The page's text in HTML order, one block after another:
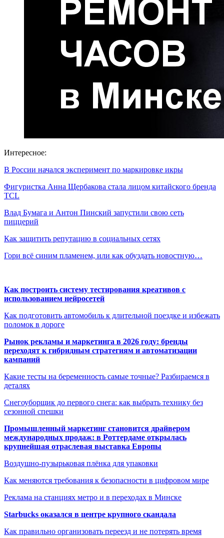
Интересное:
В России начался эксперимент по маркировке икры
Фигуристка Анна Щербакова стала лицом китайского бренда
TCL
Влад Бумага и Антон Пинский запустили свою сеть
пиццерий
Как защитить репутацию в социальных сетях
Гори всё синим пламенем, или как обуздать новостную…
Как построить систему тестирования креативов с
использованием нейросетей
Как подготовить автомобиль к длительной поездке и избежать
поломок в дороге
Рынок рекламы и маркетинга в 2026 году: бренды
переходят к гибридным стратегиям и автоматизации
кампаний
Какие тесты на беременность самые точные? Разбираемся в
деталях
Снегоуборщик до первого снега: как выбрать технику без
сезонной спешки
Промышленный маркетинг становится драйвером
международных продаж: в Роттердаме открылась
крупнейшая отраслевая выставка Европы
Воздушно-пузырьковая плёнка для упаковки
Как меняются требования к безопасности в цифровом мире
Реклама на станциях метро и в переходах в Минске
Starbucks оказался в центре крупного скандала
Как правильно организовать переезд и не потерять время